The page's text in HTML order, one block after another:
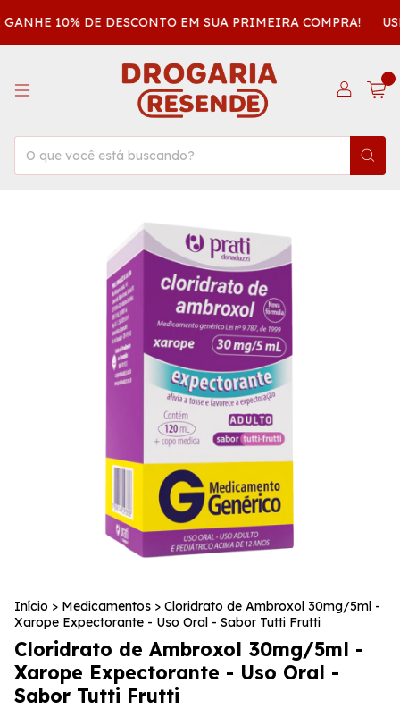
10% DE DESCONTO EM SUA PRIMEIRA COMPRA!
Início > Medicamentos > Cloridrato de Ambroxol 30mg/5ml -
Xarope Expectorante - Uso Oral - Sabor Tutti Frutti
Cloridrato de Ambroxol 30mg/5ml -
Xarope Expectorante - Uso Oral -
Sabor Tutti Frutti